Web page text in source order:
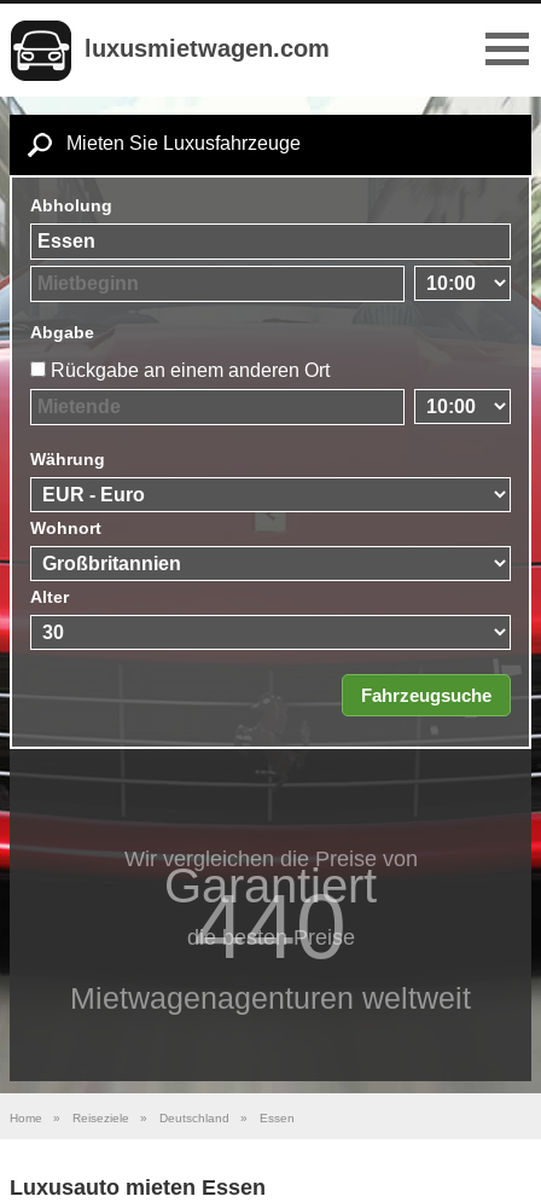
luxusmietwagen.com
Mieten Sie Luxusfahrzeuge
Abholung
Abgabe
Rückgabe an einem anderen Ort
Währung
Wohnort
Alter
Wir vergleichen die Preise von
440
Mietwagenagenturen weltweit
Garantiert
die besten Preise
Home » Reiseziele » Deutschland » Essen
Luxusauto mieten Essen